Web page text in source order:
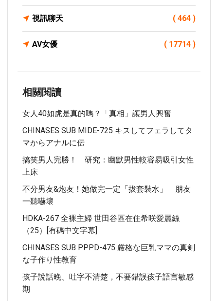
視訊聊天 ( 464 )
AV女優 ( 17714 )
相關閱讀
女人40如虎是真的嗎？「真相」讓男人興奮
CHINASES SUB MIDE-725 キスしてフェラしてタ
マからアナルに伝
搞笑男人完勝！ 研究：幽默男性較容易吸引女性
上床
不分男友&炮友！她做完一定「拔套裝水」 朋友
一聽嚇壞
HDKA-267 全裸主婦 世田谷區在住希咲愛麗絲
（25）[有碼中文字幕]
CHINASES SUB PPPD-475 厳格な巨乳ママの真剣
な子作り性教育
孩子說話晚、吐字不清楚，不要錯誤孩子語言敏感
期